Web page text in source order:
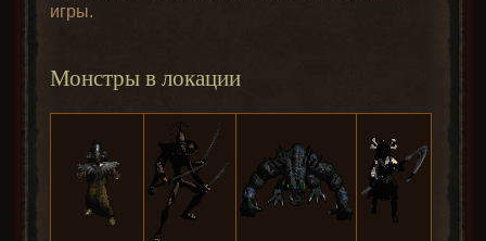
игры.
Монстры в локации